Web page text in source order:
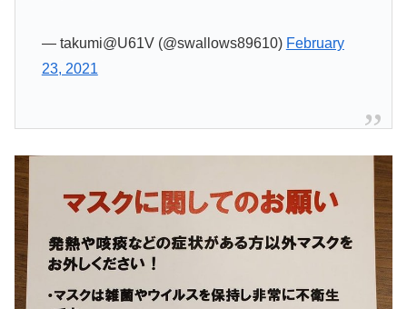
— takumi@U61V (@swallows89610) February
23, 2021